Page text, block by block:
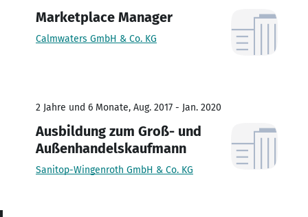
Marketplace Manager
Calmwaters GmbH & Co. KG
2 Jahre und 6 Monate, Aug. 2017 - Jan. 2020
Ausbildung zum Groß- und
Außenhandelskaufmann
Sanitop-Wingenroth GmbH & Co. KG